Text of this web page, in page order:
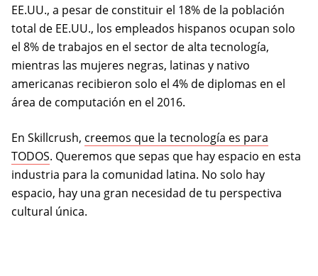
EE.UU., a pesar de constituir el 18% de la población
total de EE.UU., los empleados hispanos ocupan solo
el 8% de trabajos en el sector de alta tecnología,
mientras las mujeres negras, latinas y nativo
americanas recibieron solo el 4% de diplomas en el
área de computación en el 2016.
En Skillcrush, creemos que la tecnología es para
TODOS. Queremos que sepas que hay espacio en esta
industria para la comunidad latina. No solo hay
espacio, hay una gran necesidad de tu perspectiva
cultural única.